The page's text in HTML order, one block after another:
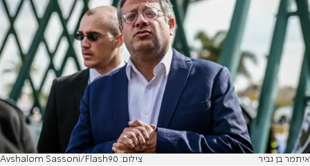
איתמר בן גביר צילום: Avshalom Sassoni/Flash90